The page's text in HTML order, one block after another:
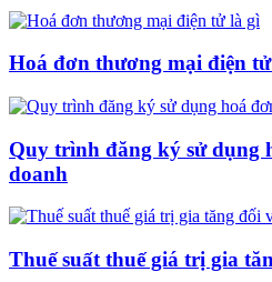
Hoá đơn thương mại điện
Quy trình đăng ký sử dụng
doanh
Thuế suất thuế giá trị gia